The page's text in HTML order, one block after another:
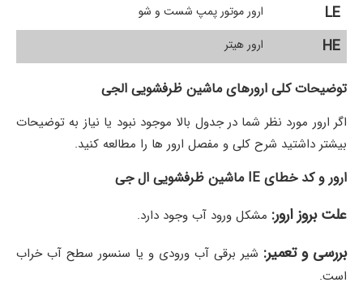
LE ارور موتور پمپ شست و شو
HE ارور هیتر
توضیحات کلی ارورهای ماشین ظرفشویی الجی
اگر ارور مورد نظر شما در جدول بالا موجود نبود یا نیاز به توضیحات
بیشتر داشتید شرح کلی و مفصل ارور ها را مطالعه کنید.
ارور و کد خطای IE ماشین ظرفشویی ال جی
علت بروز ارور: مشکل ورود آب وجود دارد.
بررسی و تعمیر: شیر برقی آب ورودی و یا سنسور سطح آب خراب
است.